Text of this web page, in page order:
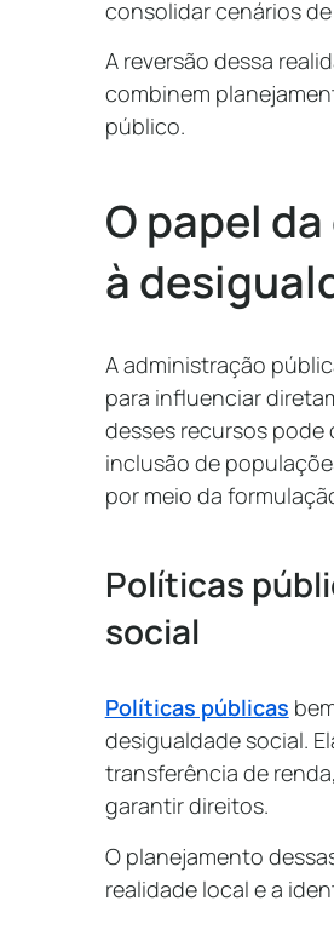
consolidar cenários
A reversão dessa
combinem
público.
O papel
à
A administração
para influenciar
desses recursos pode
inclusão de
por meio da
Políticas
social
Políticas públicas
desigualdade social.
transferência de
garantir direitos.
O planejamento
realidade local e a